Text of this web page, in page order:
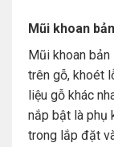
Mũi khoan
Mũi khoan
trên gỗ, khoét
liệu gỗ khác
nắp bật là phụ
trong lắp đặt